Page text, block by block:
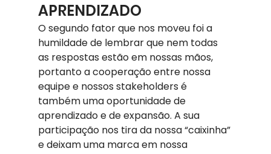
APRENDIZADO
O segundo fator que nos moveu foi a
humildade de lembrar que nem todas
as respostas estão em nossas mãos,
portanto a cooperação entre nossa
equipe e nossos stakeholders é
também uma oportunidade de
aprendizado e de expansão. A sua
participação nos tira da nossa “caixinha”
e deixam uma marca em nossa